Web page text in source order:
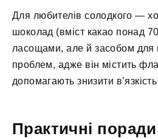
Для любителів солодкого —
шоколад (вміст какао понад
ласощами, але й засобом для
проблем, адже він містить
допомагають знизити в’язкість
Практичні поради